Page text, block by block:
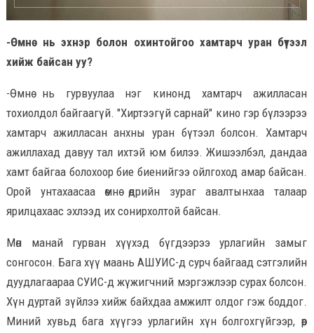
-Өмнө нь эхнэр болон охинтойгоо хамтарч уран бүтээл
хийж байсан уу?
-Өмнө нь гурвуулаа нэг кинонд хамтарч ажилласан
тохиолдол байгаагүй. "Хиртээгүй сарнай" кино гэр бүлээрээ
хамтарч ажилласан анхны уран бүтээл болсон. Хамтарч
ажиллахад давуу тал ихтэй юм билээ. Жишээлбэл, дандаа
хамт байгаа болохоор бие биенийгээ ойлгоход амар байсан.
Орой унтахаасаа өмнө өдрийн зураг авалтынхаа талаар
ярилцахаас эхлээд их сонирхолтой байсан.
Мөн манай гурван хүүхэд бүгдээрээ урлагийн замыг
сонгосон. Бага хүү маань АШУИС-д сурч байгаад сэтгэлийн
дуудлагаараа СУИС-д жүжигчний мэргэжлээр сурах болсон.
Хүн дуртай зүйлээ хийж байхдаа амжилт олдог гэж боддог.
Миний хувьд бага хүүгээ урлагийн хүн болгохгүйгээр, өөр